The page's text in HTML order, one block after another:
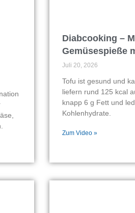
Diabcooking –
Gemüsespieße
Juli 20, 2026
Tofu ist gesund und
liefern rund 125 kcal
knapp 6 g Fett und
Kohlenhydrate.
Zum Video »